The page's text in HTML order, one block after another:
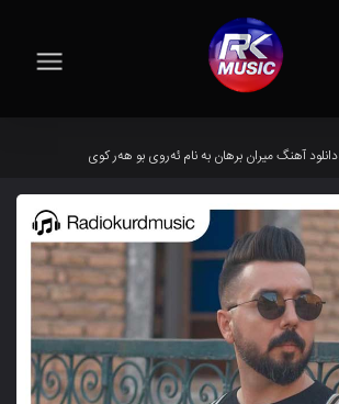
دانلود آهنگ میران برهان به نام ئەروی بو هەر کوی